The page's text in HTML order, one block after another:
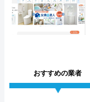
おすすめの業者